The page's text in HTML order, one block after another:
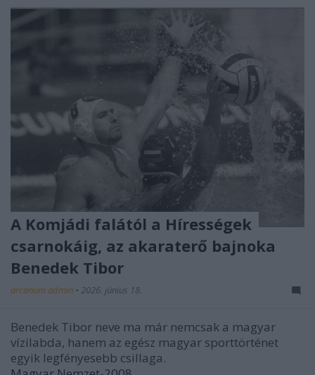
A Komjádi falától a Hírességek
csarnokáig, az akaraterő bajnoka
Benedek Tibor
arcanum admin • 2026. június 18.
Benedek Tibor neve ma már nemcsak a magyar
vízilabda, hanem az egész magyar sporttörténet
egyik legfényesebb csillaga.